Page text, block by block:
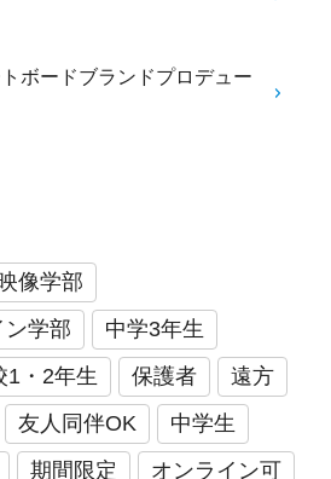
ボードブランドプロデュー
像学部
ン学部
中学3年生
1・2年生 保護者
遠方
友人同伴OK
中学生
期間限定 オンライン可